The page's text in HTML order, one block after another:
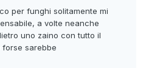
per funghi solitamente mi
a volte neanche
uno zaino con tutto il
sarebbe